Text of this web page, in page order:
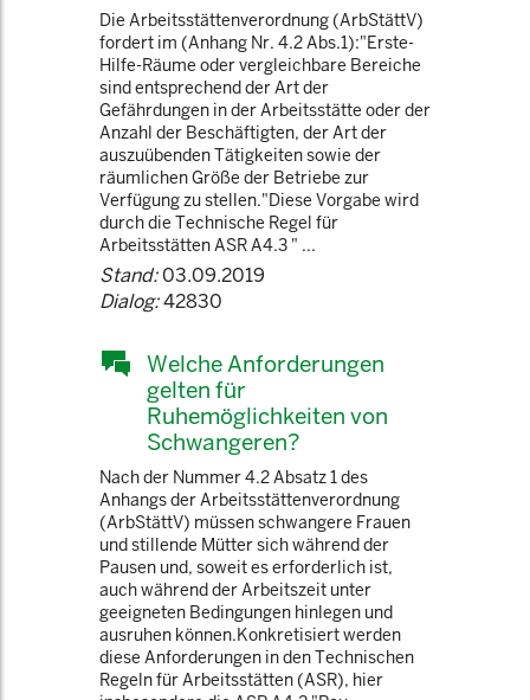
Die Arbeitsstättenverordnung (ArbStättV)
fordert im (Anhang Nr. 4.2 Abs.1):"Erste-
Hilfe-Räume oder vergleichbare Bereiche
sind entsprechend der Art der
Gefährdungen in der Arbeitsstätte oder der
Anzahl der Beschäftigten, der Art der
auszuübenden Tätigkeiten sowie der
räumlichen Größe der Betriebe zur
Verfügung zu stellen."Diese Vorgabe wird
durch die Technische Regel für
Arbeitsstätten ASR A4.3 " ...
Stand:03.09.2019
Dialog:42830
Welche Anforderungen
gelten für
Ruhemöglichkeiten von
Schwangeren?
Nach der Nummer 4.2 Absatz 1 des
Anhangs der Arbeitsstättenverordnung
(ArbStättV) müssen schwangere Frauen
und stillende Mütter sich während der
Pausen und, soweit es erforderlich ist,
auch während der Arbeitszeit unter
geeigneten Bedingungen hinlegen und
ausruhen können.Konkretisiert werden
diese Anforderungen in den Technischen
Regeln für Arbeitsstätten (ASR), hier